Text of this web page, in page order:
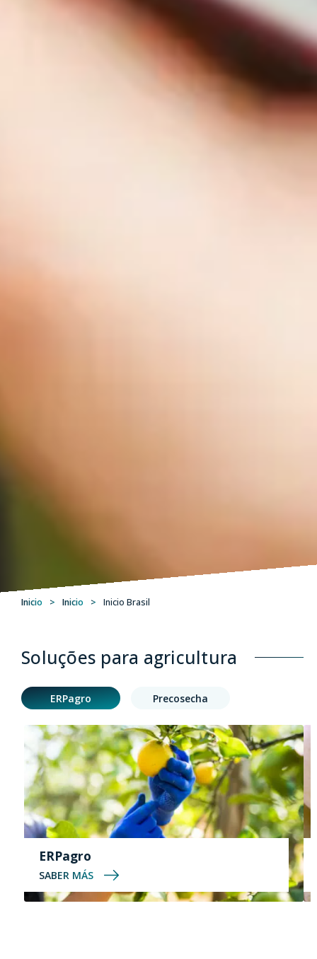
Inicio > Inicio > Inicio Brasil
Soluções para agricultura
ERPagro Precosecha
ERPagro
SABER MÁS